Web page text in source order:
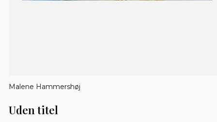
Malene Hammershøj
Uden titel